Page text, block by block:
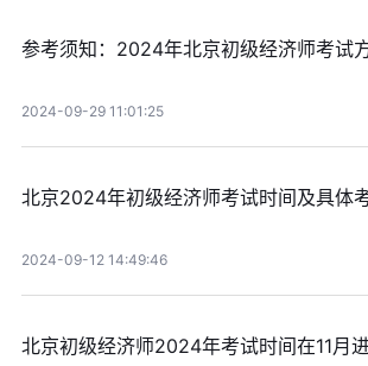
参考须知：2024年北京初级经济师考试
2024-09-29 11:01:25
北京2024年初级经济师考试时间及具体
2024-09-12 14:49:46
北京初级经济师2024年考试时间在11月